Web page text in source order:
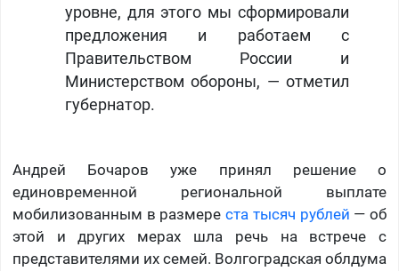
уровне, для этого мы сформировали
предложения и работаем с
Правительством России и
Министерством обороны, — отметил
губернатор.
Андрей Бочаров уже принял решение о
единовременной региональной выплате
мобилизованным в размереста тысяч рублей — об
этой и других мерах шла речь на встрече с
представителями их семей. Волгоградская облдума